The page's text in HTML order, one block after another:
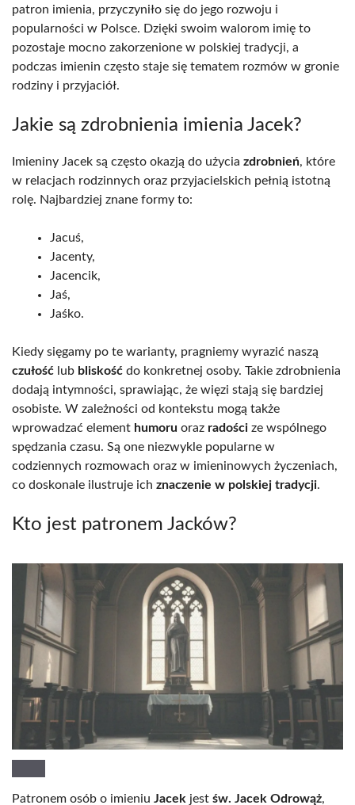
patron imienia, przyczyniło się do jego rozwoju i
popularności w Polsce. Dzięki swoim walorom imię to
pozostaje mocno zakorzenione w polskiej tradycji, a
podczas imienin często staje się tematem rozmów w gronie
rodziny i przyjaciół.
Jakie są zdrobnienia imienia Jacek?
Imieniny Jacek są często okazją do użycia zdrobnień, które
w relacjach rodzinnych oraz przyjacielskich pełnią istotną
rolę. Najbardziej znane formy to:
Jacuś,
Jacenty,
Jacencik,
Jaś,
Jaśko.
Kiedy sięgamy po te warianty, pragniemy wyrazić naszą
czułość lub bliskość do konkretnej osoby. Takie zdrobnienia
dodają intymności, sprawiając, że więzi stają się bardziej
osobiste. W zależności od kontekstu mogą także
wprowadzać element humoru oraz radości ze wspólnego
spędzania czasu. Są one niezwykle popularne w
codziennych rozmowach oraz w imieninowych życzeniach,
co doskonale ilustruje ich znaczenie w polskiej tradycji.
Kto jest patronem Jacków?
Patronem osób o imieniu Jacek jest św. Jacek Odrowąż,